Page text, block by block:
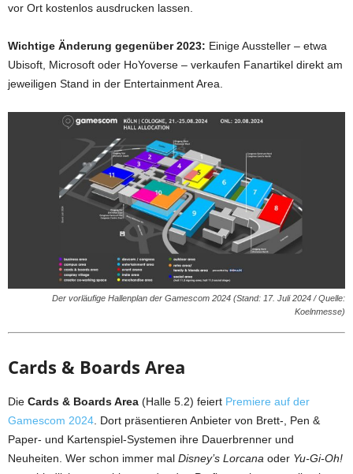
vor Ort kostenlos ausdrucken lassen.
Wichtige Änderung gegenüber 2023: Einige Aussteller – etwa
Ubisoft, Microsoft oder HoYoverse – verkaufen Fanartikel direkt am
jeweiligen Stand in der Entertainment Area.
Der vorläufige Hallenplan der Gamescom 2024 (Stand: 17. Juli 2024 / Quelle:
Koelnmesse)
Cards & Boards Area
Die Cards & Boards Area (Halle 5.2) feiert Premiere auf der
Gamescom 2024. Dort präsentieren Anbieter von Brett-, Pen &
Paper- und Kartenspiel-Systemen ihre Dauerbrenner und
Neuheiten. Wer schon immer mal Disney’s Lorcana oder Yu-Gi-Oh!